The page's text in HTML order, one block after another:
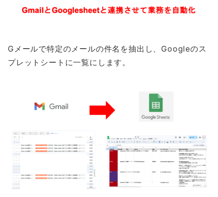
Gメールで特定のメールの件名を抽出し、Googleのス
プレットシートに一覧にします。